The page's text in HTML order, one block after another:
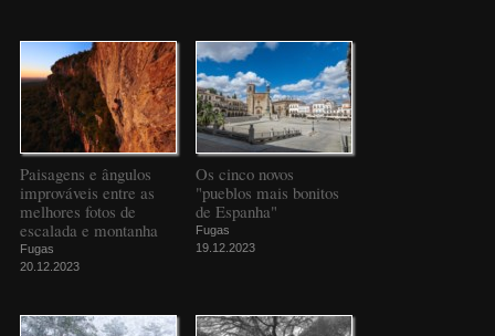
Paisagens e ângulos
improváveis entre as
melhores fotos de
escalada e montanha
Fugas
20.12.2023
Os cinco novos
"pueblos mais bonitos
de Espanha"
Fugas
19.12.2023